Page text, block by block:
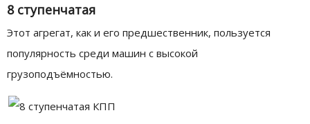
8 ступенчатая
Этот агрегат, как и его предшественник, пользуется
популярность среди машин с высокой
грузоподъёмностью.